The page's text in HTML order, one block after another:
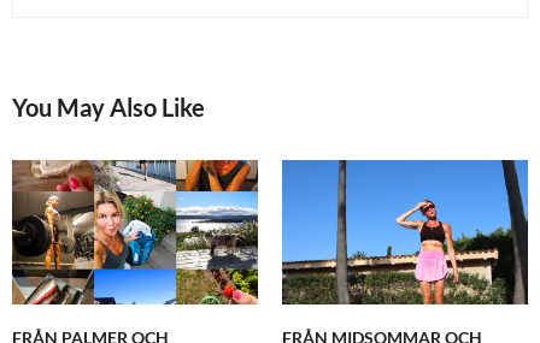
You May Also Like
FRÅN PALMER OCH
FRÅN MIDSOMMAR OCH